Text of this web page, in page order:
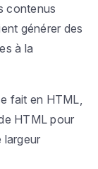
contenus
générer des
à la
fait en HTML,
HTML pour
largeur